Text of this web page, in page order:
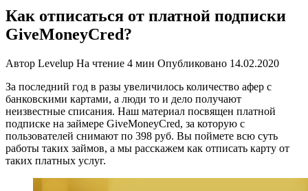
Как отписаться от платной подписки
GiveMoneyCred?
Автор Levelup На чтение 4 мин Опубликовано 14.02.2020
За последний год в разы увеличилось количество афер с
банковскими картами, а люди то и дело получают
неизвестные списания. Наш материал посвящен платной
подписке на займере GiveMoneyCred, за которую с
пользователей снимают по 398 руб. Вы поймете всю суть
работы таких займов, а мы расскажем как отписать карту от
таких платных услуг.